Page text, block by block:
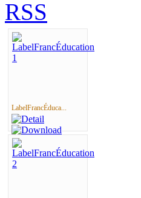
LabelFrancÉduca...